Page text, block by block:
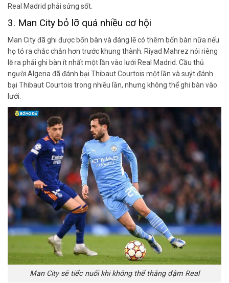
Real Madrid phải sửng sốt.
3. Man City bỏ lỡ quá nhiều cơ hội
Man City đã ghi được bốn bàn và đáng lẽ có thêm bốn bàn nữa nếu
họ tỏ ra chắc chắn hơn trước khung thành. Riyad Mahrez nói riêng
lẽ ra phải ghi bàn ít nhất một lần vào lưới Real Madrid. Cầu thủ
người Algeria đã đánh bại Thibaut Courtois một lần và suýt đánh
bại Thibaut Courtois trong nhiều lần, nhưng không thể ghi bàn vào
lưới.
Man City sẽ tiếc nuối khi không thể thắng đậm Real